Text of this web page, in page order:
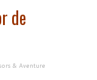
de
& Aventure